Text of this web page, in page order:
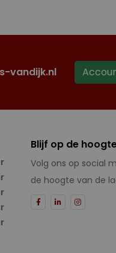
vandijk.nl
Blijf op de
Volg ons op social
de hoogte van de